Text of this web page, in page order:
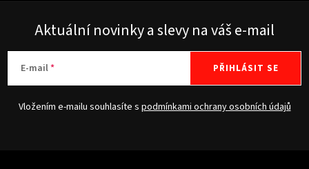
Aktuální novinky a slevy na váš e-mail
E-mail
Vložením e-mailu souhlasíte s podmínkami ochrany osobních údajů
PŘIHLÁSIT SE